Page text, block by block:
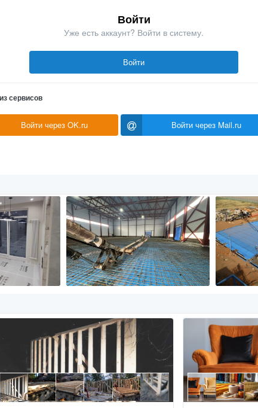
Войти
Уже есть аккаунт? Войти в систему.
Войти
сервисов
Войти через OK.ru Войти через Mail.ru